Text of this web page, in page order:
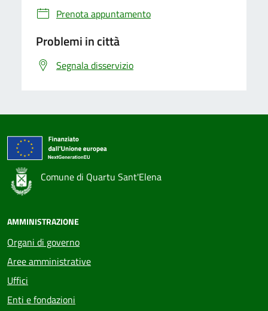
Prenota appuntamento
Problemi in città
Segnala disservizio
Comune di Quartu Sant'Elena
AMMINISTRAZIONE
Organi di governo
Aree amministrative
Uffici
Enti e fondazioni